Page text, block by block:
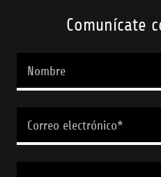
Comunícate
Nombre
Correo electrónico*